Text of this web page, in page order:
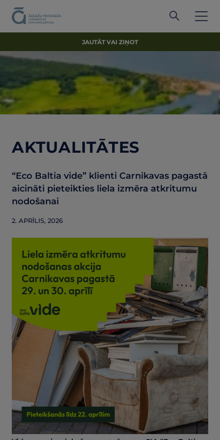
JAUTĀT VAI ZIŅOT
AKTUALITĀTES
“Eco Baltia vide” klienti Carnikavas pagastā
aicināti pieteikties liela izmēra atkritumu
nodošanai
2. APRĪLIS, 2026